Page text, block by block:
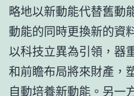
略地以新動能代替舊動
動能的同時更換新的資
以科技立異為引領，器
和前瞻布局將來財產，
自動培養新動能。另一